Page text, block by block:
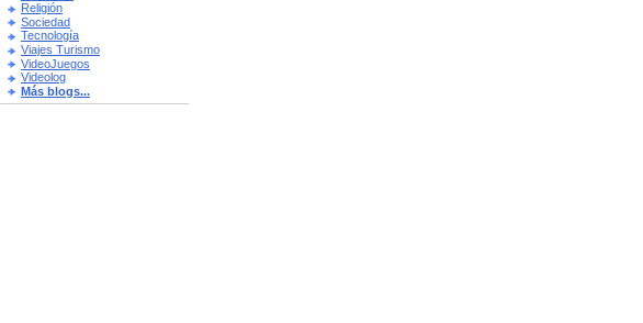
Religión
Sociedad
Tecnología
Viajes Turismo
VideoJuegos
Videolog
Más blogs...